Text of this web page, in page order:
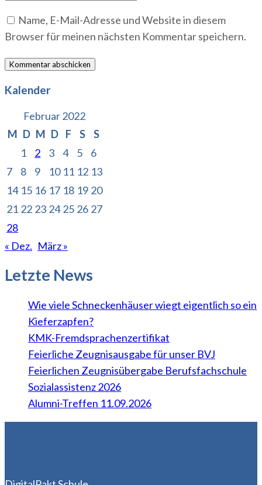
Name, E-Mail-Adresse und Website in diesem
Browser für meinen nächsten Kommentar speichern.
Kalender
Februar 2022
M D M D F S
S
1
2 3 4 5
6
7
8 9 10 11 12 13
14 15 16 17 18 19 20
21 22 23 24 25 26 27
28
« Dez. März »
Letzte News
Wie viele Schneckenhäuser wiegt eigentlich so ein
Kieferzapfen?
KMK-Fremdsprachenzertifikat
Feierliche Zeugnisausgabe für unser BVJ
Feierlichen Zeugnisübergabe Berufsfachschule
Sozialassistenz 2026
Alumni-Treffen 11.09.2026